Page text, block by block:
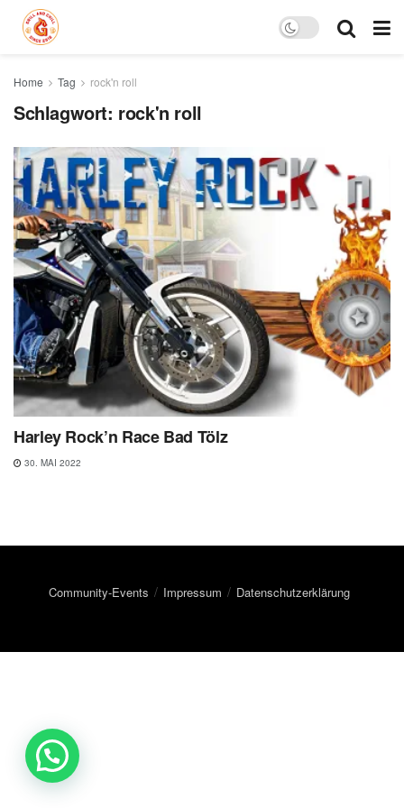
Home Tag rock'n roll
Schlagwort: rock'n roll
Harley Rock’n Race Bad Tölz
30. MAI 2022
Community-Events Impressum Datenschutzerklärung